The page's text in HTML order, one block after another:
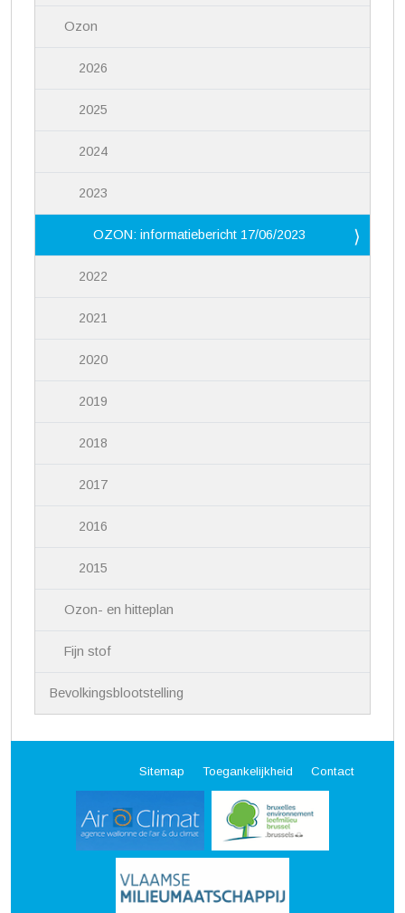
Ozon
2026
2025
2024
2023
OZON: informatiebericht 17/06/2023
2022
2021
2020
2019
2018
2017
2016
2015
Ozon- en hitteplan
Fijn stof
Bevolkingsblootstelling
Sitemap Toegankelijkheid Contact